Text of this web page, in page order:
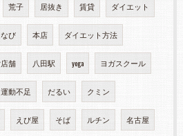
荒子 居抜き 賃貸 ダイエット
び 本店 ダイエット方法
舗 八田駅 yoga ヨガスクール
運動不足 だるい クミン
えび屋 そば ルチン 名古屋